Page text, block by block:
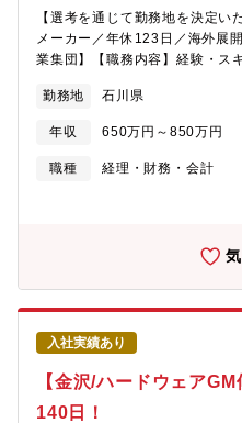
【選考を通じて勤務地を決定い
メーカー／年休123日／海外展
業集団】【職務内容】経験・ス
業務を担当頂くことを想定し
結決算 ■予算編成■監査法人
申告等※本社勤務の場合は、決
務をご担当いただきます。その
もございます。※総合職での採
幅広く活躍するチャンスが有り
度化によるグループ全体での体
成】■本社経理部：本社経理部
17名、20代以下10名） 経理グ
計・税務など）と財務グループ
店・工場経理：拠点によって人
ンバー２～４名程度のイメー
望勤務地については、選考の中
況により、本社／支店(全国8か
勤務地 石川県
年収 650万円～850万円
職種
経理・財務・会計
入社実績あり
【金沢/ハードウェア
140日！